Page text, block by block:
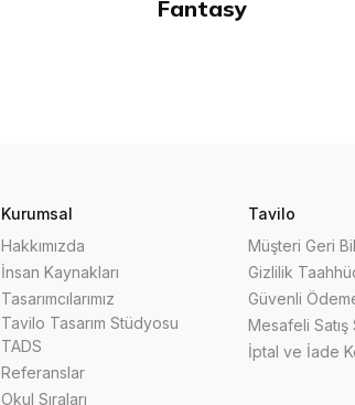
Fantasy
Kurumsal
Hakkımızda
İnsan Kaynakları
Tasarımcılarımız
Tavilo Tasarım Stüdyosu
TADS
Referanslar
Okul Sıraları
Tavilo
Müşteri Geri
Gizlilik
Güvenli
Mesafeli
İptal ve İade